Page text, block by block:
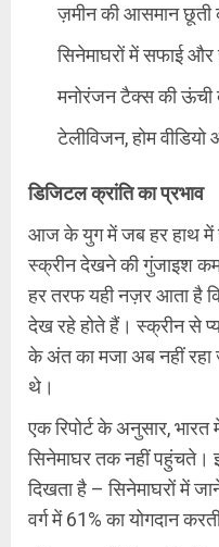
ज़मीन की आसमान छूती
सिनेमाघरों में सफाई
मनोरंजन टैक्स की ऊंची
टेलीविजन, होम
डिजिटलक्रांतिकाप्रभाव
आज के युग में जब हर हाथ में
स्क्रीन देखने की गुंजाइश
हर तरफ यही नज़र आता है
देख रहे होते हैं। स्क्रीन से
के अंत का मजा अब नहीं
थे।
एक रिपोर्ट के अनुसार,
सिनेमाघर तक नहीं
दिखता है – सिनेमाघरों में
वर्ग में 61% का योगदान